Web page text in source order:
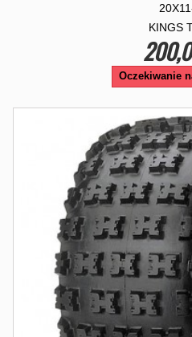
KINGS
Oczekiwanie